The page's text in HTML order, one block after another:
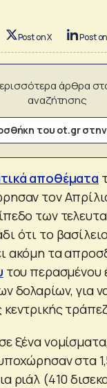
Post on X Post
άρθρα
αναζήτησης
του ot.gr
αποθέματα
τον
των
ότι το βασίλειο
ακόμη τα
του περασμένου
δολαρίων, για
ξένα
στα
ριάλ (410